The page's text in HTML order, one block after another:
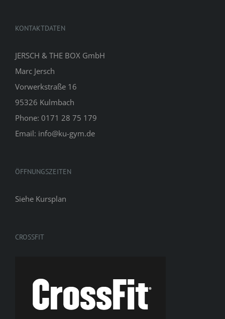
KONTAKTDATEN
JERSCH & THE BOX GmbH
Marc Jersch
Vorwerkstraße 16
95326 Kulmbach
Phone: 0171 28 75 179
Email: info@ku-gym.de
ÖFFNUNGSZEITEN
Siehe Kursplan
CROSSFIT